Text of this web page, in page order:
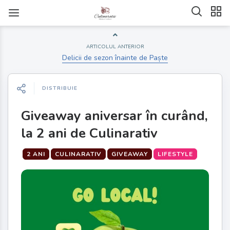
ARTICOLUL ANTERIOR
Delicii de sezon înainte de Paște
DISTRIBUIE
Giveaway aniversar în curând,
la 2 ani de Culinarativ
2 ANI CULINARATIV GIVEAWAY LIFESTYLE